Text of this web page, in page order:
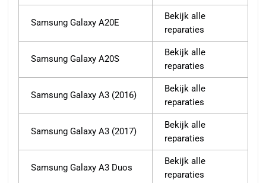
Samsung Galaxy A20E
Bekijk alle
reparaties
Samsung Galaxy A20S
Bekijk alle
reparaties
Samsung Galaxy A3 (2016)
Bekijk alle
reparaties
Samsung Galaxy A3 (2017)
Bekijk alle
reparaties
Samsung Galaxy A3 Duos
Bekijk alle
reparaties